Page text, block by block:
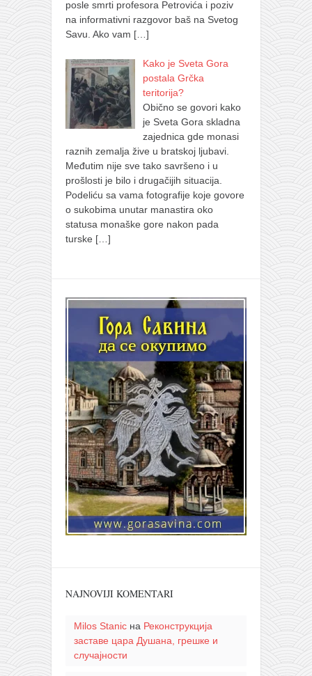
posle smrti profesora Petrovića i poziv
na informativni razgovor baš na Svetog
Savu. Ako vam […]
Kako je Sveta Gora
postala Grčka
teritorija?
Obično se govori kako
je Sveta Gora skladna
zajednica gde monasi
raznih zemalja žive u bratskoj ljubavi.
Međutim nije sve tako savršeno i u
prošlosti je bilo i drugačijih situacija.
Podeliću sa vama fotografije koje govore
o sukobima unutar manastira oko
statusa monaške gore nakon pada
turske […]
NAJNOVIJI KOMENTARI
Milos Stanicна Реконструкција
заставе цара Душана, грешке и
случајности